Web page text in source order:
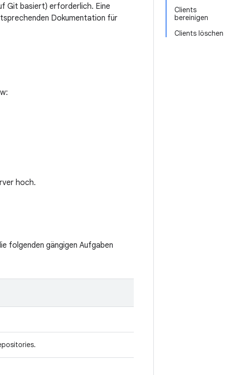
Clients
bereinigen
Clients löschen
Git basiert) erforderlich. Eine
Dokumentation für
hoch.
folgenden gängigen Aufgaben